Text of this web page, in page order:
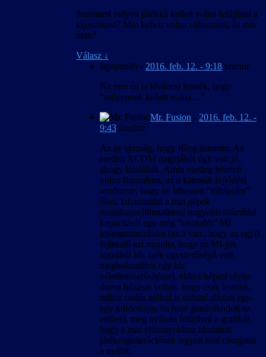
Szerinted milyen játékká kellett volna felújítani a
klasszikust? Min kellett volna változtatni, és min
nem?
Válasz ↓
lapajsmith - 2016. feb. 12. - 9:18 szerint:
Na erre én is kíváncsi lennék, hogy
“milyennek kellett volna…”
Mr. Fusion - 2016. feb. 12. -
9:43 szerint:
Az az igazság, hogy főleg semmin. Az
eredeti XCOM nagyjából úgy volt jó,
ahogy kitalálták. Amin esetleg lehetett
volna finomítani, az a katonák fejlődési
rendszere, hogy ne lehessen “túltápolni”
őket, kihasználni a mai gépek
összehasonlíthatatlanul nagyobb számítási
kapacitását egy még “okosabb” MI
leprogramozására (az a vicc, hogy az egyik
fejlesztő azt mondta, hogy az MI-jük
igazából kb. faék egyszerűségű volt,
megbolondítva egy kis
véletlenszerűsítéssel, ehhez képest olyan
durva húzásai voltak, hogy csak lestünk,
mikor csalás nélkül is szénné alázott egy-
egy küldetésen, ha nem gondolkodott az
ember), meg nyilván felújítani a grafikát,
hogy a mai viszonyokhoz idomított
játékosgenerációnak legyen min csorgatni
a nyálát.